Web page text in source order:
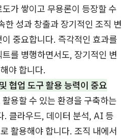
가 쌓이고 무용론이 등장할 수
한 성과 창출과 장기적인 조직 변
중요합니다. 즉각적인 효과를
를 병행하면서도, 장기적인 변
야 합니다.
협업 도구 활용 능력이 중요
용할 수 있는 환경을 구축하는
. 클라우드, 데이터 분석, AI 등
활용해야 합니다. 조직 내에서